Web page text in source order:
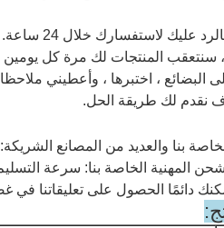
البضائع ، اختبرها ، وأعطيني
نقدم لك طريقة الحل.